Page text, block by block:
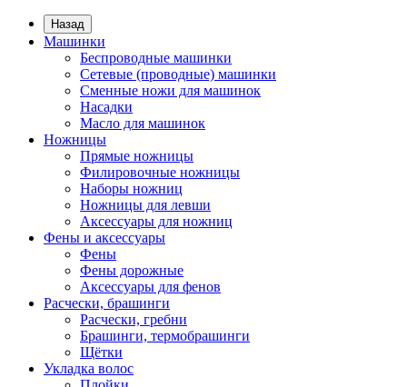
Назад
Машинки
Беспроводные машинки
Сетевые (проводные) машинки
Сменные ножи для машинок
Насадки
Масло для машинок
Ножницы
Прямые ножницы
Филировочные ножницы
Наборы ножниц
Ножницы для левши
Аксессуары для ножниц
Фены и аксессуары
Фены
Фены дорожные
Аксессуары для фенов
Расчески, брашинги
Расчески, гребни
Брашинги, термобрашинги
Щётки
Укладка волос